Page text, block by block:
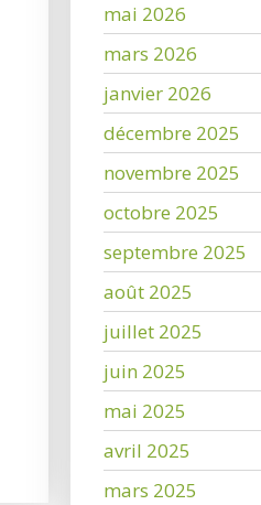
mai 2026
mars 2026
janvier 2026
décembre 2025
novembre 2025
octobre 2025
septembre 2025
août 2025
juillet 2025
juin 2025
mai 2025
avril 2025
mars 2025